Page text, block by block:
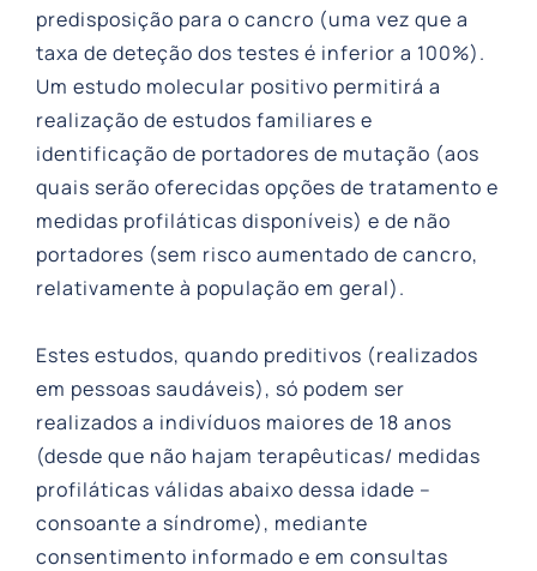
predisposição para o cancro (uma vez que a
taxa de deteção dos testes é inferior a 100%).
Um estudo molecular positivo permitirá a
realização de estudos familiares e
identificação de portadores de mutação (aos
quais serão oferecidas opções de tratamento e
medidas profiláticas disponíveis) e de não
portadores (sem risco aumentado de cancro,
relativamente à população em geral).
Estes estudos, quando preditivos (realizados
em pessoas saudáveis), só podem ser
realizados a indivíduos maiores de 18 anos
(desde que não hajam terapêuticas/ medidas
profiláticas válidas abaixo dessa idade –
consoante a síndrome), mediante
consentimento informado e em consultas